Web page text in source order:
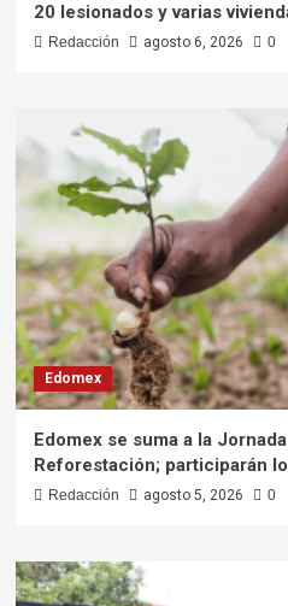
20 lesionados y varias
Redacción agosto 6, 2026 0
Edomex
Edomex se suma a la
Reforestación; participarán
Redacción agosto 5, 2026 0